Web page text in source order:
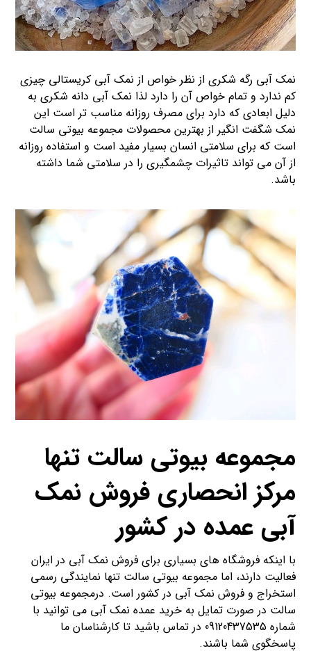
نمک آبی رگه شکری از نظر خواص از نمک آبی کریستالی چیزی
کم ندارد و تمام خواص آن را دارد لذا نمک آبی دانه شکری به
دلیل ابعادی که دارد برای مصرف روزانه مناسب تر است این
نمک شگفت انگیر از بهترین محصولات مجموعه بیوتی سالت
است که برای سلامتی انسان بسیار مفید است و استفاده روزانه
از آن می تواند تاثیرات چشمگیری را در سلامتی شما داشته
باشد.
مجموعه بیوتی سالت تنها
مرکز انحصاری فروش نمک
آبی عمده در کشور
با اینکه فروشگاه های بسیاری برای فروش نمک آبی در ایران
فعالیت دارند، اما مجموعه بیوتی سالت تنها نمایندگی رسمی
استخراج و فروش نمک آبی در کشور است. درمجموعه بیوتی
سالت در صورت تمایل به خرید عمده نمک آبی می توانید با
شماره 09120437535
در تماس باشید تا کارشناسان ما
پاسخگوی شما باشند.